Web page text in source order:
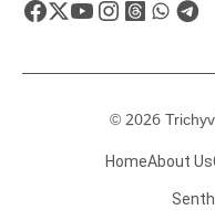
© 2026
HomeAbout Us